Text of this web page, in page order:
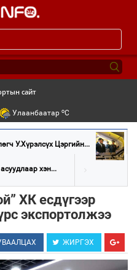
сайт
Улаанбаатар oC
У.Хүрэлсүх Цэргийн...
хэн...
ХК есдүгээр
экспортолжээ
ЖИРГЭХ